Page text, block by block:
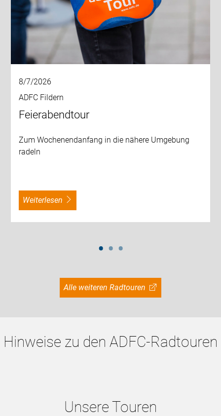
8/7/2026
ADFC Fildern
Feierabendtour
Zum Wochenendanfang in die nähere Umgebung
radeln
weiterlesen
Alle weiteren Radtouren
Hinweise zu den ADFC-Radtouren
Unsere Touren